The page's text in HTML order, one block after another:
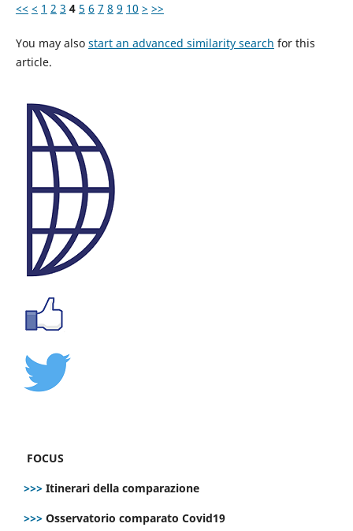
<< < 1 2 3 4 5 6 7 8 9 10 > >>
You may also start an advanced similarity search for this
article.
FOCUS
>>> Itinerari della comparazione
>>> Osservatorio comparato Covid19